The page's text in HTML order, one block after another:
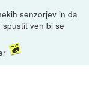
senzorjev in da
ven bi se